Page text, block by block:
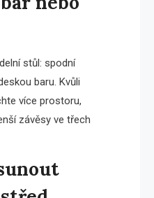
stůl: spodní
baru. Kvůli
více prostoru,
závěsy ve třech